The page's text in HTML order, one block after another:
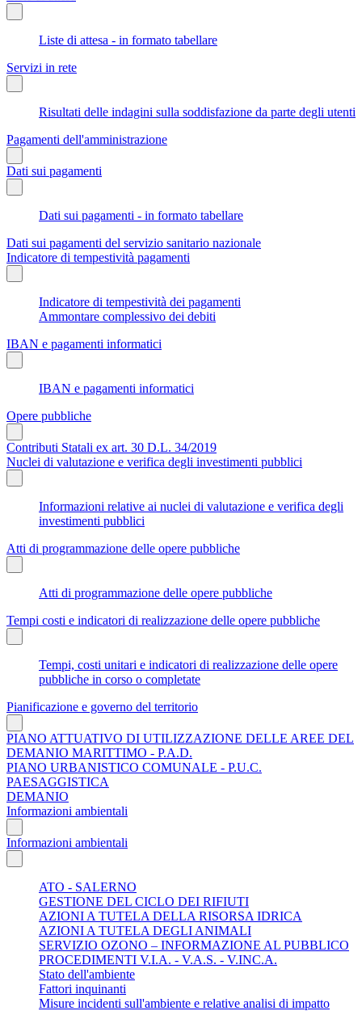
Liste di attesa - in formato tabellare
Servizi in rete
Risultati delle indagini sulla soddisfazione da parte degli utenti
Pagamenti dell'amministrazione
Dati sui pagamenti
Dati sui pagamenti - in formato tabellare
Dati sui pagamenti del servizio sanitario nazionale
Indicatore di tempestività pagamenti
Indicatore di tempestività dei pagamenti
Ammontare complessivo dei debiti
IBAN e pagamenti informatici
IBAN e pagamenti informatici
Opere pubbliche
Contributi Statali ex art. 30 D.L. 34/2019
Nuclei di valutazione e verifica degli investimenti pubblici
Informazioni relative ai nuclei di valutazione e verifica degli
investimenti pubblici
Atti di programmazione delle opere pubbliche
Atti di programmazione delle opere pubbliche
Tempi costi e indicatori di realizzazione delle opere pubbliche
Tempi, costi unitari e indicatori di realizzazione delle opere
pubbliche in corso o completate
Pianificazione e governo del territorio
PIANO ATTUATIVO DI UTILIZZAZIONE DELLE AREE DEL
DEMANIO MARITTIMO - P.A.D.
PIANO URBANISTICO COMUNALE - P.U.C.
PAESAGGISTICA
DEMANIO
Informazioni ambientali
Informazioni ambientali
ATO - SALERNO
GESTIONE DEL CICLO DEI RIFIUTI
AZIONI A TUTELA DELLA RISORSA IDRICA
AZIONI A TUTELA DEGLI ANIMALI
SERVIZIO OZONO – INFORMAZIONE AL PUBBLICO
PROCEDIMENTI V.I.A. - V.A.S. - V.INC.A.
Stato dell'ambiente
Fattori inquinanti
Misure incidenti sull'ambiente e relative analisi di impatto